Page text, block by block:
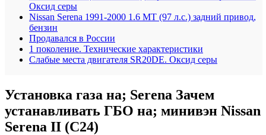
Оксид серы
Nissan Serena 1991-2000 1.6 MT (97 л.с.) задний привод,
бензин
Продавался в России
1 поколение. Технические характеристики
Слабые места двигателя SR20DE. Оксид серы
Установка газа на; Serena Зачем
устанавливать ГБО на; минивэн Nissan
Serena II (C24)